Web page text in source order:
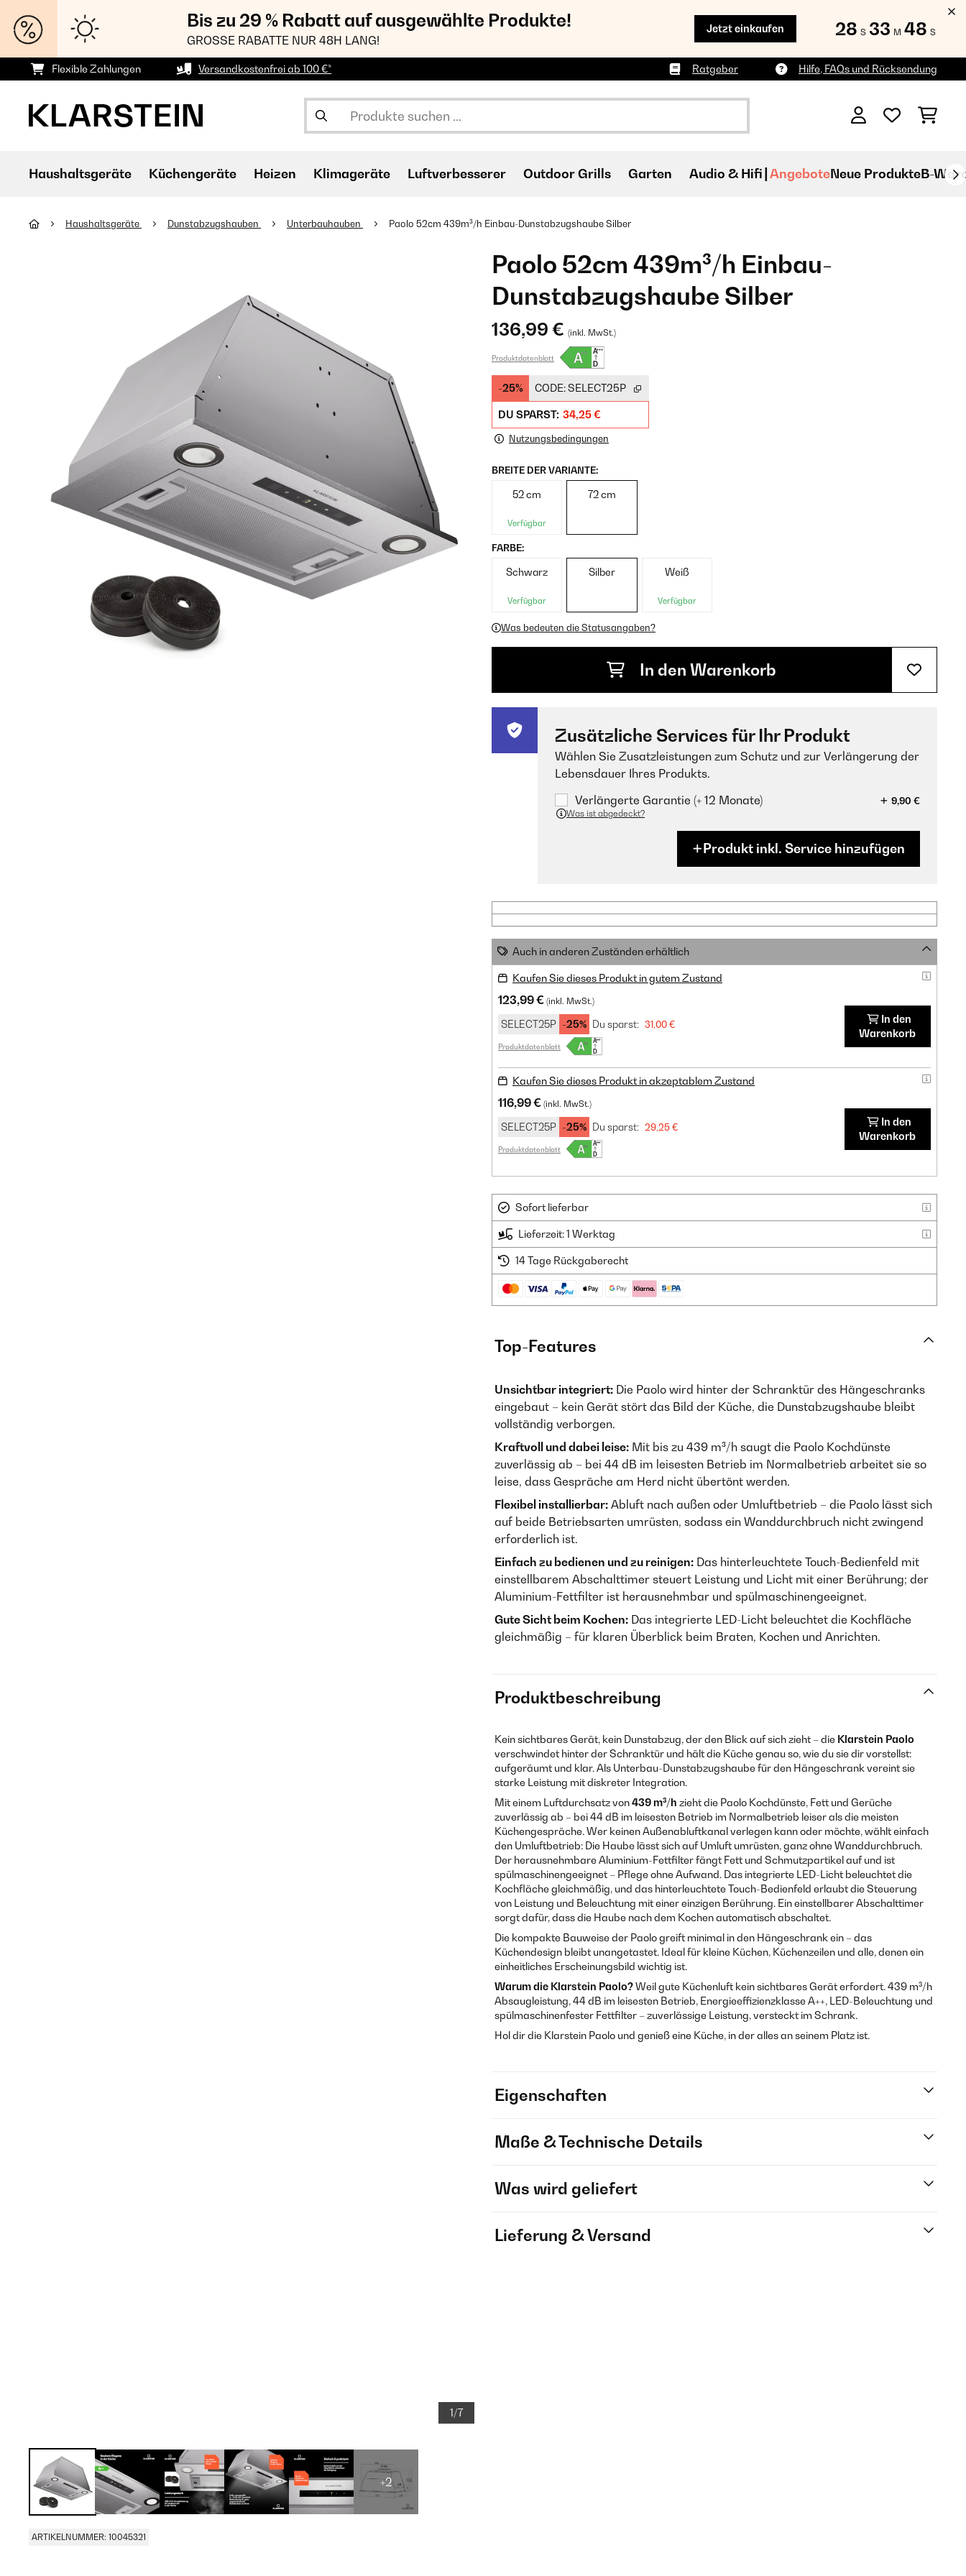
Bis zu 29 % Rabatt auf ausgewählte Produkte!
GROSSE RABATTE NUR 48H LANG!
Jetzt einkaufen 28 S 33 M 47 S
Flexible Zahlungen Versandkostenfrei ab 100 €* Ratgeber Hilfe, FAQs und Rücksendung
Haushaltsgeräte Küchengeräte Heizen Klimageräte Luftverbesserer Outdoor Grills Garten Audio & Hifi AngeboteNeue ProdukteB-
Haushaltsgeräte Dunstabzugshauben Unterbauhauben Paolo 52cm 439m³/h Einbau-Dunstabzugshaube Silber
1/7
+2
ARTIKELNUMMER: 10045321
Paolo 52cm 439m³/h Einbau-
Dunstabzugshaube Silber
136,99 € (inkl. MwSt.)
Produktdatenblatt
-25% CODE:SELECT25P
DU SPARST: 34,25 €
Nutzungsbedingungen
BREITE DER VARIANTE:
52 cm
Verfügbar
72 cm
FARBE:
Schwarz
Verfügbar
Silber Weiß
Verfügbar
Was bedeuten die Statusangaben?
In den Warenkorb
Zusätzliche Services für Ihr Produkt
Wählen Sie Zusatzleistungen zum Schutz und zur Verlängerung der
Lebensdauer Ihres Produkts.
Verlängerte Garantie (+ 12 Monate)
9,90 €
Was ist abgedeckt?
Produkt inkl. Service hinzufügen
Auch in anderen Zuständen erhältlich
Kaufen Sie dieses Produkt in gutem Zustand
123,99 € (inkl. MwSt.)
SELECT25P -25% Du sparst: 31,00 €
Produktdatenblatt
In den
Warenkorb
Kaufen Sie dieses Produkt in akzeptablem Zustand
116,99 € (inkl. MwSt.)
SELECT25P -25% Du sparst: 29,25 €
Produktdatenblatt
In den
Warenkorb
Sofort lieferbar
Lieferzeit: 1 Werktag
14 Tage Rückgaberecht
Top-Features
Unsichtbar integriert: Die Paolo wird hinter der Schranktür des Hängeschranks
eingebaut – kein Gerät stört das Bild der Küche, die Dunstabzugshaube bleibt
vollständig verborgen.
Kraftvoll und dabei leise: Mit bis zu 439 m³/h saugt die Paolo Kochdünste
zuverlässig ab – bei 44 dB im leisesten Betrieb im Normalbetrieb arbeitet sie so
leise, dass Gespräche am Herd nicht übertönt werden.
Flexibel installierbar: Abluft nach außen oder Umluftbetrieb – die Paolo lässt sich
auf beide Betriebsarten umrüsten, sodass ein Wanddurchbruch nicht zwingend
erforderlich ist.
Einfach zu bedienen und zu reinigen: Das hinterleuchtete Touch-Bedienfeld mit
einstellbarem Abschalttimer steuert Leistung und Licht mit einer Berührung; der
Aluminium-Fettfilter ist herausnehmbar und spülmaschinengeeignet.
Gute Sicht beim Kochen: Das integrierte LED-Licht beleuchtet die Kochfläche
gleichmäßig – für klaren Überblick beim Braten, Kochen und Anrichten.
Produktbeschreibung
Kein sichtbares Gerät, kein Dunstabzug, der den Blick auf sich zieht – die Klarstein Paolo
verschwindet hinter der Schranktür und hält die Küche genau so, wie du sie dir vorstellst:
aufgeräumt und klar. Als Unterbau-Dunstabzugshaube für den Hängeschrank vereint sie
starke Leistung mit diskreter Integration.
Mit einem Luftdurchsatz von439 m³/h zieht die Paolo Kochdünste, Fett und Gerüche
zuverlässig ab – bei 44 dB im leisesten Betrieb im Normalbetrieb leiser als die meisten
Küchengespräche. Wer keinen Außenabluftkanal verlegen kann oder möchte, wählt einfach
den Umluftbetrieb: Die Haube lässt sich auf Umluft umrüsten, ganz ohne Wanddurchbruch.
Der herausnehmbare Aluminium-Fettfilter fängt Fett und Schmutzpartikel auf und ist
spülmaschinengeeignet – Pflege ohne Aufwand. Das integrierte LED-Licht beleuchtet die
Kochfläche gleichmäßig, und das hinterleuchtete Touch-Bedienfeld erlaubt die Steuerung
von Leistung und Beleuchtung mit einer einzigen Berührung. Ein einstellbarer Abschalttimer
sorgt dafür, dass die Haube nach dem Kochen automatisch abschaltet.
Die kompakte Bauweise der Paolo greift minimal in den Hängeschrank ein – das
Küchendesign bleibt unangetastet. Ideal für kleine Küchen, Küchenzeilen und alle, denen ein
einheitliches Erscheinungsbild wichtig ist.
Warum die Klarstein Paolo?Weil gute Küchenluft kein sichtbares Gerät erfordert. 439 m³/h
Absaugleistung, 44 dB im leisesten Betrieb, Energieeffizienzklasse A++, LED-Beleuchtung und
spülmaschinenfester Fettfilter – zuverlässige Leistung, versteckt im Schrank.
Hol dir die Klarstein Paolo und genieß eine Küche, in der alles an seinem Platz ist.
Eigenschaften
Maße & Technische Details
Was wird geliefert
Lieferung & Versand